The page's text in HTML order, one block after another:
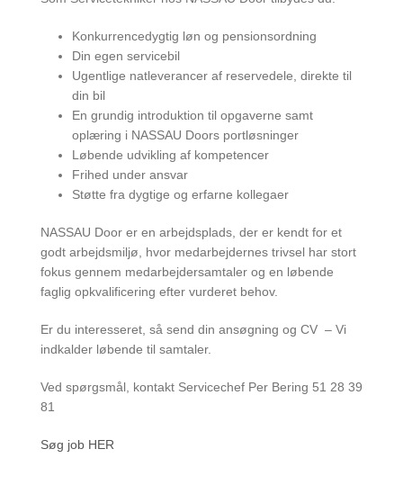
Konkurrencedygtig løn og pensionsordning
Din egen servicebil
Ugentlige natleverancer af reservedele, direkte til
din bil
En grundig introduktion til opgaverne samt
oplæring i NASSAU Doors portløsninger
Løbende udvikling af kompetencer
Frihed under ansvar
Støtte fra dygtige og erfarne kollegaer
NASSAU Door er en arbejdsplads, der er kendt for et
godt arbejdsmiljø, hvor medarbejdernes trivsel har stort
fokus gennem medarbejdersamtaler og en løbende
faglig opkvalificering efter vurderet behov.
Er du interesseret, så send din ansøgning og CV – Vi
indkalder løbende til samtaler.
Ved spørgsmål, kontakt Servicechef Per Bering 51 28 39
81
Søg job HER